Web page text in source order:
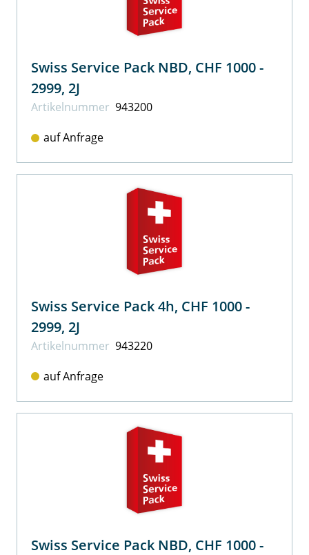
Swiss Service Pack NBD, CHF 1000 -
2999, 2J
Artikel­nummer 943200
auf Anfrage
Swiss Service Pack 4h, CHF 1000 -
2999, 2J
Artikel­nummer 943220
auf Anfrage
Swiss Service Pack NBD, CHF 1000 -